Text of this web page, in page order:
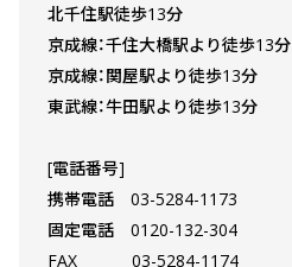
北千住駅徒歩13分
京成線：千住大橋駅より徒歩13分
京成線：関屋駅より徒歩13分
東武線：牛田駅より徒歩13分
[電話番号]
携帯電話 03-5284-1173
固定電話 0120-132-304
FAX 03-5284-1174